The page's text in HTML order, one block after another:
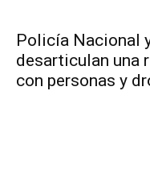
Policía Nacional
desarticulan una
con personas y